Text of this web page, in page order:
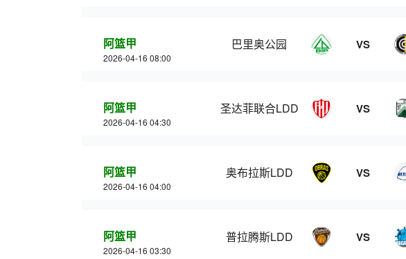
阿篮甲
2026-04-16 08:00
巴里奥公园 VS
阿篮甲
2026-04-16 04:30
圣达菲联合LDD VS
阿篮甲
2026-04-16 04:00
奥布拉斯LDD VS
阿篮甲
2026-04-16 03:30
普拉腾斯LDD VS